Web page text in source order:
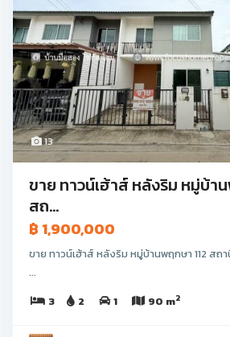
13
ขาย ทาวน์เฮ้าส์ หลังริม หมู่บ้า
สถ...
฿ 1,900,000
ขาย ทาวน์เฮ้าส์ หลังริม หมู่บ้านพฤกษา 112 สถ
...
3
2 1 90 m2